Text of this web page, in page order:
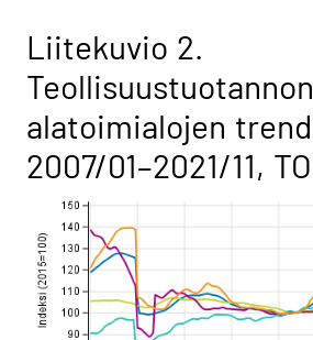
Liitekuvio 2.
Teollisuustuotannon
alatoimialojen
2007/01–2021/11,